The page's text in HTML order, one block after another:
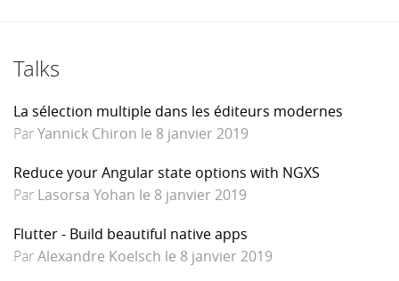
Talks
La sélection multiple dans les éditeurs modernes
ParYannick Chiron le 8 janvier 2019
Reduce your Angular state options with NGXS
Par Lasorsa Yohan le 8 janvier 2019
Flutter - Build beautiful native apps
ParAlexandre Koelsch le 8 janvier 2019